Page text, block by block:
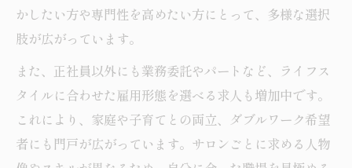
かしたい方や専門性を高めたい方にとって、多様な選択
肢が広がっています。
また、正社員以外にも業務委託やパートなど、ライフス
タイルに合わせた雇用形態を選べる求人も増加中です。
これにより、家庭や子育てとの両立、ダブルワーク希望
者にも門戸が広がっています。サロンごとに求める人物